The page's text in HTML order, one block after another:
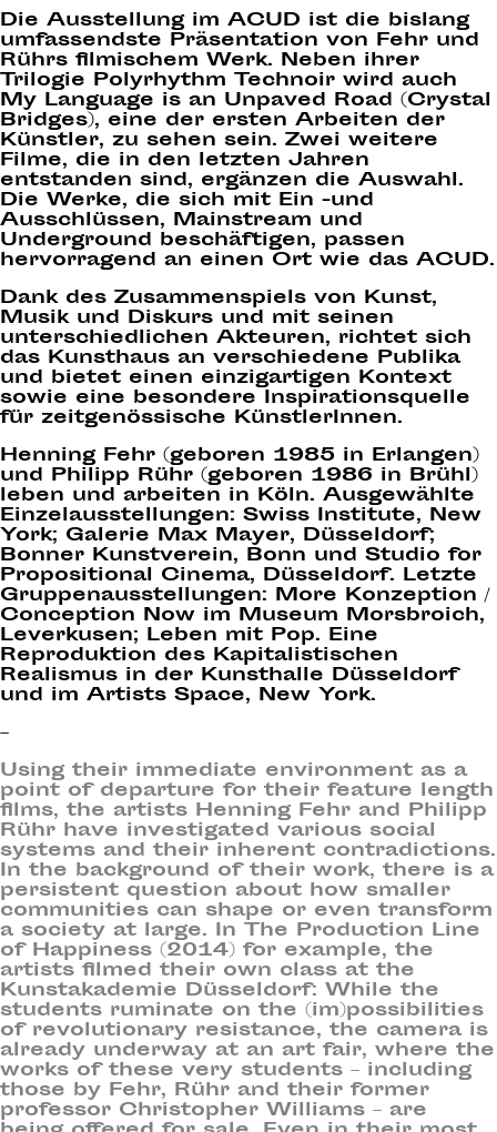
Die Ausstellung im ACUD ist die bislang
umfassendste Präsentation von Fehr und
Rührs filmischem Werk. Neben ihrer
Trilogie Polyrhythm Technoir wird auch
My Language is an Unpaved Road (Crystal
Bridges), eine der ersten Arbeiten der
Künstler, zu sehen sein. Zwei weitere
Filme, die in den letzten Jahren
entstanden sind, ergänzen die Auswahl.
Die Werke, die sich mit Ein -und
Ausschlüssen, Mainstream und
Underground beschäftigen, passen
hervorragend an einen Ort wie das ACUD.
Dank des Zusammenspiels von Kunst,
Musik und Diskurs und mit seinen
unterschiedlichen Akteuren, richtet sich
das Kunsthaus an verschiedene Publika
und bietet einen einzigartigen Kontext
sowie eine besondere Inspirationsquelle
für zeitgenössische KünstlerInnen.
Henning Fehr (geboren 1985 in Erlangen)
und Philipp Rühr (geboren 1986 in Brühl)
leben und arbeiten in Köln. Ausgewählte
Einzelausstellungen: Swiss Institute, New
York; Galerie Max Mayer, Düsseldorf;
Bonner Kunstverein, Bonn und Studio for
Propositional Cinema, Düsseldorf. Letzte
Gruppenausstellungen: More Konzeption /
Conception Now im Museum Morsbroich,
Leverkusen; Leben mit Pop. Eine
Reproduktion des Kapitalistischen
Realismus in der Kunsthalle Düsseldorf
und im Artists Space, New York.
–
Using their immediate environment as a
point of departure for their feature length
films, the artists Henning Fehr and Philipp
Rühr have investigated various social
systems and their inherent contradictions.
In the background of their work, there is a
persistent question about how smaller
communities can shape or even transform
a society at large. In The Production Line
of Happiness (2014) for example, the
artists filmed their own class at the
Kunstakademie Düsseldorf: While the
students ruminate on the (im)possibilities
of revolutionary resistance, the camera is
already underway at an art fair, where the
works of these very students – including
those by Fehr, Rühr and their former
professor Christopher Williams – are